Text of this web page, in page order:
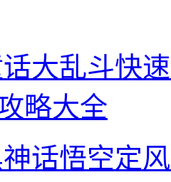
大乱斗快
略大全
话悟空定